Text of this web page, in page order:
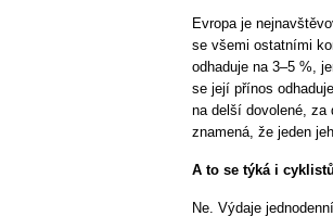
Evropa je
se všemi ostatními
odhaduje na 3–5 %,
se její přínos
na delší dovolené, za
znamená, že jeden
A to se týká i
Ne. Výdaje